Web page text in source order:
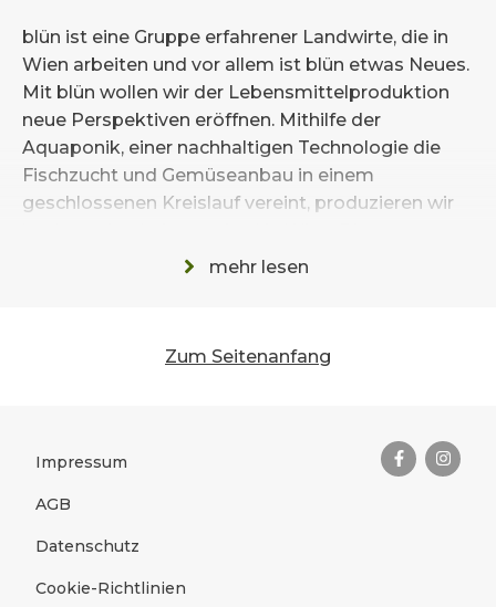
blün ist eine Gruppe erfahrener Landwirte, die in
Wien arbeiten und vor allem ist blün etwas Neues.
Mit blün wollen wir der Lebensmittelproduktion
neue Perspektiven eröffnen. Mithilfe der
Aquaponik, einer nachhaltigen Technologie die
Fischzucht und Gemüseanbau in einem
geschlossenen Kreislauf vereint, produzieren wir
afrikanischen Welse wachsen in Wiener
Nährstofflieferant für die Gemüsepflanzen im
mehr lesen
Zum Seitenanfang
Rechtliches
Impressum
AGB
Datenschutz
Cookie-Richtlinien